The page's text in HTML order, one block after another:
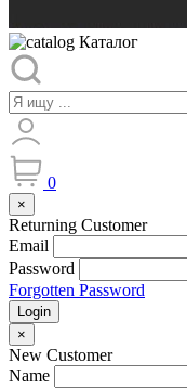
Каталог
0
×
Returning Customer
Email
Password
Forgotten Password
Login
×
New Customer
Name